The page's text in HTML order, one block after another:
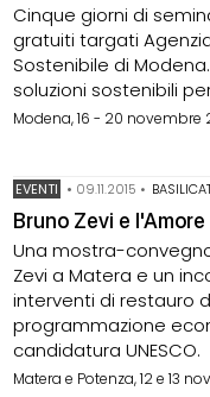
Cinque giorni di
gratuiti targati
Sostenibile di
soluzioni sostenibili
Modena, 16 - 20 novembre
EVENTI • 09.11.2015 •
Bruno Zevi e
Una mostra-
Zevi a Matera e un
interventi di restauro
programmazione
candidatura UNESCO.
Matera e Potenza, 12 e 13